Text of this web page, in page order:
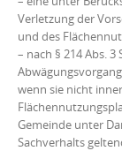
Verletzung der
und des
– nach § 214 Abs.
wenn sie nicht
Gemeinde unter
Sachverhalts